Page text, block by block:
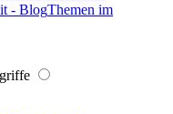
- BlogThemen im